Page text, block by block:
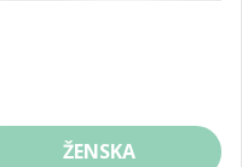
ŽENSKA